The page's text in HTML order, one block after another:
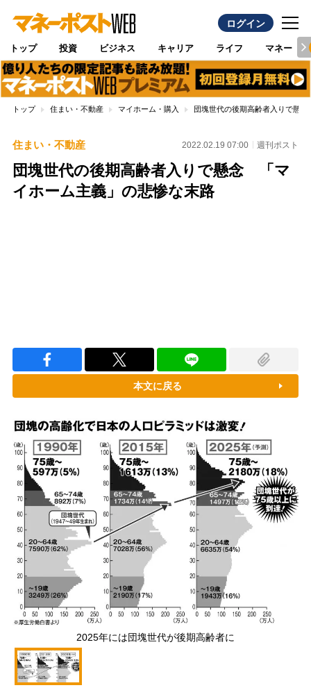
ログイン
トップ 投資 ビジネス キャリア ライフ マネー
トップ 住まい・不動産 マイホーム・購入 団塊世代の後期高齢者入りで懸
住まい・不動産 2022.02.19 07:00 週刊ポスト
団塊世代の後期高齢者入りで懸念 「マ
イホーム主義」の悲惨な末路
本文に戻る
2025年には団塊世代が後期高齢者に